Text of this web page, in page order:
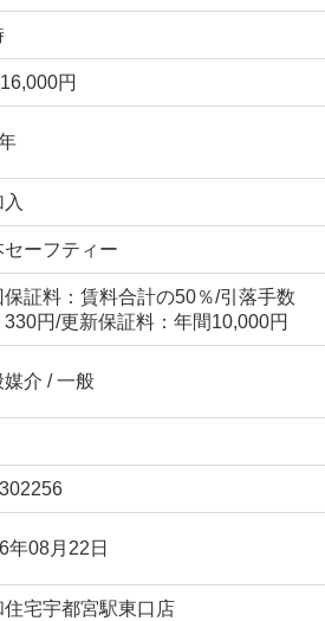
円
セーフティー
保証料：賃料合計の50％/引落手数
330円/更新保証料：年間10,000円
媒介 / 一般
年08月22日
住宅宇都宮駅東口店